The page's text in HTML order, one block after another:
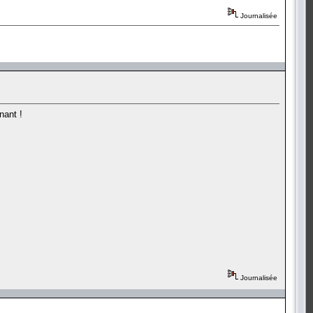
Journalisée
!
Journalisée